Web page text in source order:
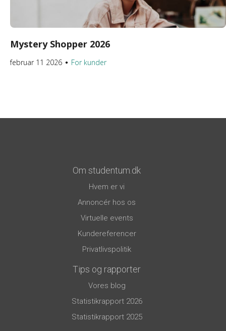
Mystery Shopper 2026
februar 11 2026 ● For kunder
Om studentum.dk
Hvem er vi
Annoncér hos os
Virtuelle events
Kundereferencer
Privatlivspolitik
Tips og rapporter
Vores blog
Statistikrapport 2026
Statistikrapport 2025